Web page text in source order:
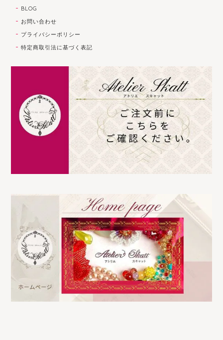
BLOG
お問い合わせ
プライバシーポリシー
特定商取引法に基づく表記